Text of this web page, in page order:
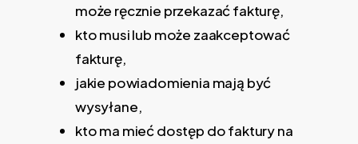
może ręcznie przekazać fakturę,
kto musi lub może zaakceptować
fakturę,
jakie powiadomienia mają być
wysyłane,
kto ma mieć dostęp do faktury na